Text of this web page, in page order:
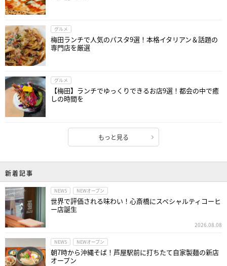
グルメ
梅田ランチで人気のパスタ9選！本格イタリアン＆話題の
専門店を厳選
グルメ
【梅田】ランチでゆっくりできるお店9選！都会の中で癒
しの時間を
もっと見る
新着記事
NEWS NEWオープン
世界で評価される味わい！心斎橋にスペシャルティコーヒ
ー店誕生
2026.08.08
NEWS NEWオープン
朝7時から沖縄そば！芦屋駅前に打ちたて自家製麺の新店
オープン